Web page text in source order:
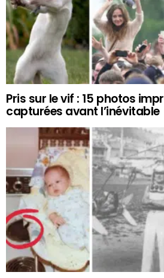
Pris sur le vif : 15 photos
capturées avant l’inévitable